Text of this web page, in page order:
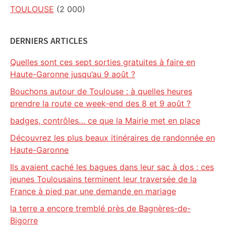
TOULOUSE (2 000)
DERNIERS ARTICLES
Quelles sont ces sept sorties gratuites à faire en
Haute-Garonne jusqu’au 9 août ?
Bouchons autour de Toulouse : à quelles heures
prendre la route ce week-end des 8 et 9 août ?
badges, contrôles… ce que la Mairie met en place
Découvrez les plus beaux itinéraires de randonnée en
Haute-Garonne
Ils avaient caché les bagues dans leur sac à dos : ces
jeunes Toulousains terminent leur traversée de la
France à pied par une demande en mariage
la terre a encore tremblé près de Bagnères-de-
Bigorre